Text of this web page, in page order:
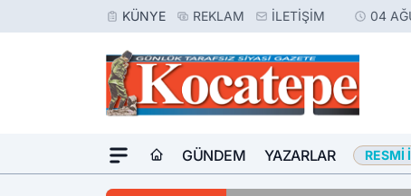
KÜNYE REKLAM İLETIŞIM 04
GÜNDEM YAZARLAR RESMI